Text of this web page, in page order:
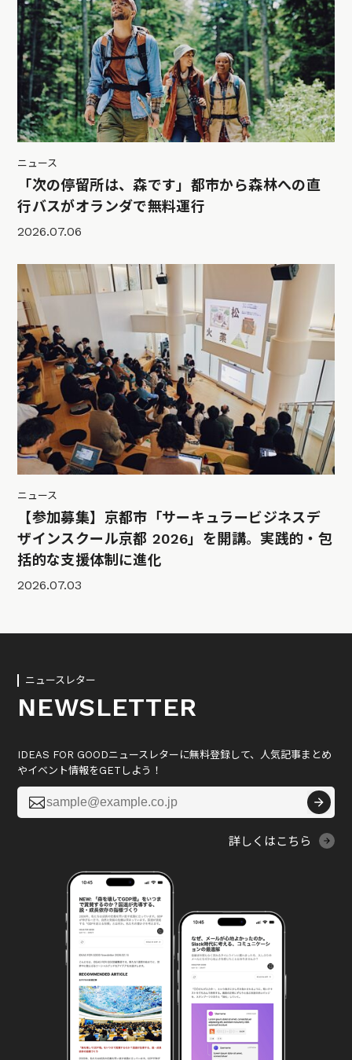
ニュース
「次の停留所は、森です」都市から森林への直
行バスがオランダで無料運行
2026.07.06
ニュース
【参加募集】京都市「サーキュラービジネスデ
ザインスクール京都 2026」を開講。実践的・包
括的な支援体制に進化
2026.07.03
ニュースレター
NEWSLETTER
IDEAS FOR GOODニュースレターに無料登録して、人気記事まとめ
やイベント情報をGETしよう！

詳しくはこちら